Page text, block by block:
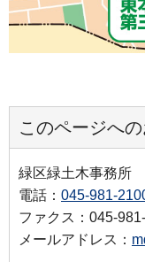
このページへ
緑区緑土木事務所
電話： 045-981-
ファクス：045-
メールアドレス：